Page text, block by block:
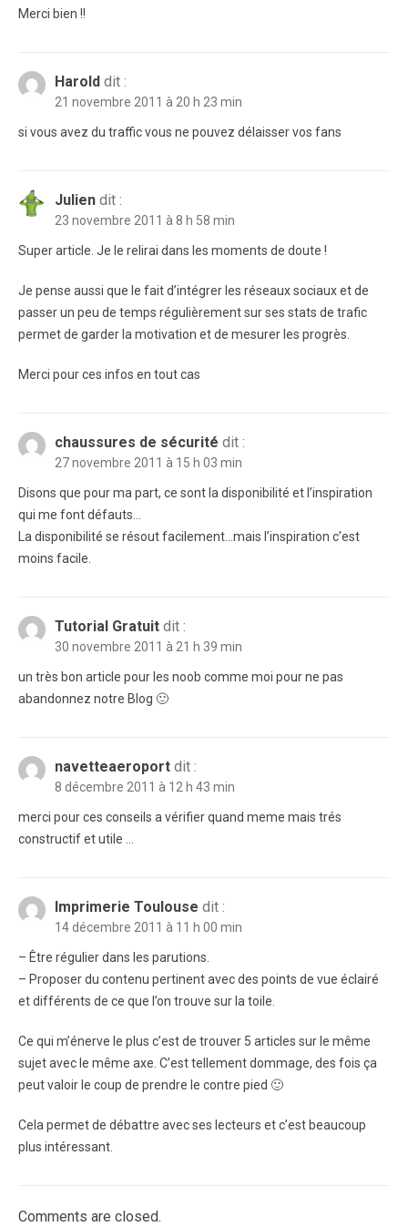
Merci bien !!
Harold dit :
21 novembre 2011 à 20 h 23 min
si vous avez du traffic vous ne pouvez délaisser vos fans
Julien dit :
23 novembre 2011 à 8 h 58 min
Super article. Je le relirai dans les moments de doute !
Je pense aussi que le fait d’intégrer les réseaux sociaux et de
passer un peu de temps régulièrement sur ses stats de trafic
permet de garder la motivation et de mesurer les progrès.
Merci pour ces infos en tout cas
chaussures de sécurité dit :
27 novembre 2011 à 15 h 03 min
Disons que pour ma part, ce sont la disponibilité et l’inspiration
qui me font défauts…
La disponibilité se résout facilement…mais l’inspiration c’est
moins facile.
Tutorial Gratuit dit :
30 novembre 2011 à 21 h 39 min
un très bon article pour les noob comme moi pour ne pas
abandonnez notre Blog 🙂
navetteaeroport dit :
8 décembre 2011 à 12 h 43 min
merci pour ces conseils a vérifier quand meme mais trés
constructif et utile …
Imprimerie Toulouse dit :
14 décembre 2011 à 11 h 00 min
– Être régulier dans les parutions.
– Proposer du contenu pertinent avec des points de vue éclairé
et différents de ce que l’on trouve sur la toile.
Ce qui m’énerve le plus c’est de trouver 5 articles sur le même
sujet avec le même axe. C’est tellement dommage, des fois ça
peut valoir le coup de prendre le contre pied 🙂
Cela permet de débattre avec ses lecteurs et c’est beaucoup
plus intéressant.
Comments are closed.